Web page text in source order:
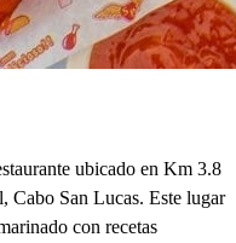
ubicado en Km 3.8
Cabo San Lucas. Este lugar
con recetas